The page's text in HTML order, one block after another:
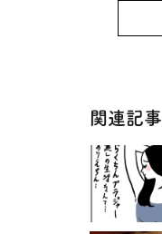
関連記事